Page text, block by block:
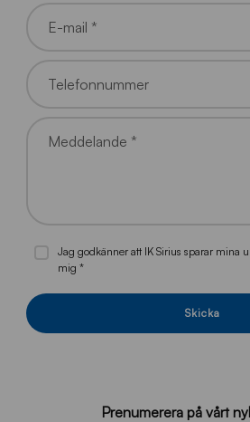
E-mail *
Telefonnummer
Meddelande *
Jag godkänner att IK Sirius sparar mina
mig *
Skicka
Prenumerera på vårt